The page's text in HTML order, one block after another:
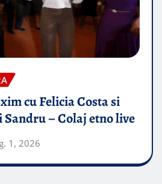
cu Felicia Costa si
– Colaj etno live
1, 2026